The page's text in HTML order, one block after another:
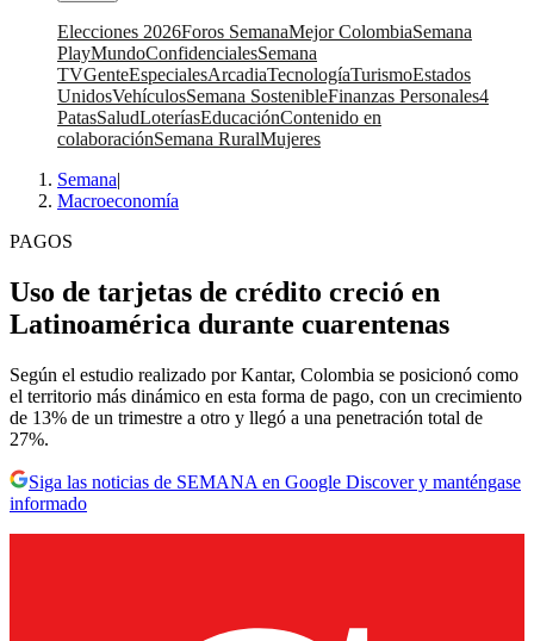
Elecciones 2026Foros SemanaMejor ColombiaSemana
PlayMundoConfidencialesSemana
TVGenteEspecialesArcadiaTecnologíaTurismoEstados
UnidosVehículosSemana SostenibleFinanzas Personales4
PatasSaludLoteríasEducaciónContenido en
colaboraciónSemana RuralMujeres
Semana|
Macroeconomía
PAGOS
Uso de tarjetas de crédito creció en
Latinoamérica durante cuarentenas
Según el estudio realizado por Kantar, Colombia se posicionó como
el territorio más dinámico en esta forma de pago, con un crecimiento
de 13% de un trimestre a otro y llegó a una penetración total de
27%.
Siga las noticias de SEMANA en Google Discover y manténgase
informado